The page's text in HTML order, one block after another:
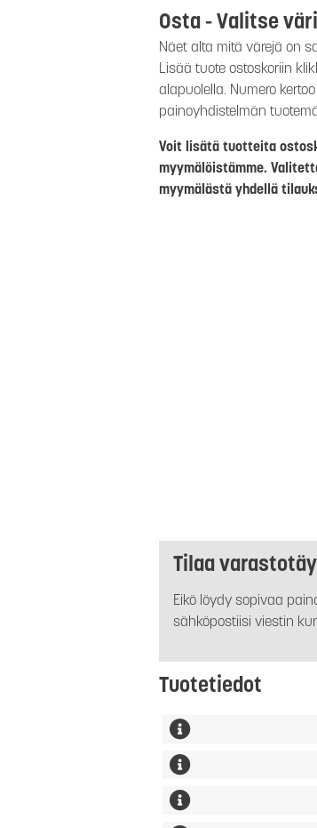
Osta - Valitse
Näet alta mitä värejä on
Lisää tuote ostoskoriin
alapuolella. Numero
painoyhdistelmän
Voit lisätä tuotteita
myymälöistämme.
myymälästä yhdellä
Tilaa
Eikö löydy sopivaa
sähköpostiisi viestin
Tuotetiedot